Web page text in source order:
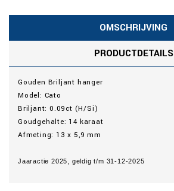
OMSCHRIJVING
PRODUCTDETAILS
Gouden Briljant hanger
Model: Cato
Briljant: 0.09ct (H/Si)
Goudgehalte: 14 karaat
Afmeting: 13 x 5,9 mm
Jaaractie 2025, geldig t/m 31-12-2025